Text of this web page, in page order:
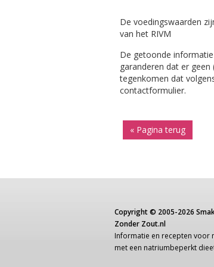
De voedingswaarden
van het RIVM
De getoonde
garanderen dat er
tegenkomen dat
contactformulier.
« Pagina terug
Copyright © 2005-2026
Zonder Zout.nl
Informatie en recepten voor
met een natriumbeperkt